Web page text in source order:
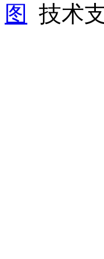
图
技术